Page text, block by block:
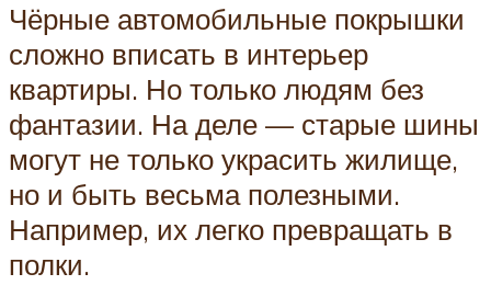
Чёрные автомобильные покрышки
сложно вписать в интерьер
квартиры. Но только людям без
фантазии. На деле — старые шины
могут не только украсить жилище,
но и быть весьма полезными.
Например, их легко превращать в
полки.